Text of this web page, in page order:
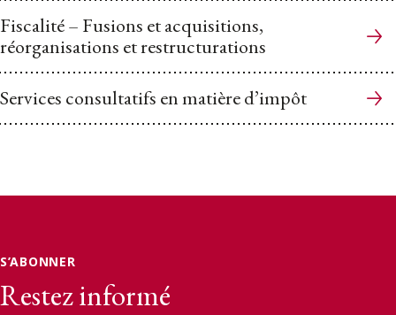
Fiscalité – Fusions et acquisitions,
réorganisations et restructurations
Services consultatifs en matière d’impôt
S’ABONNER
Restez informé